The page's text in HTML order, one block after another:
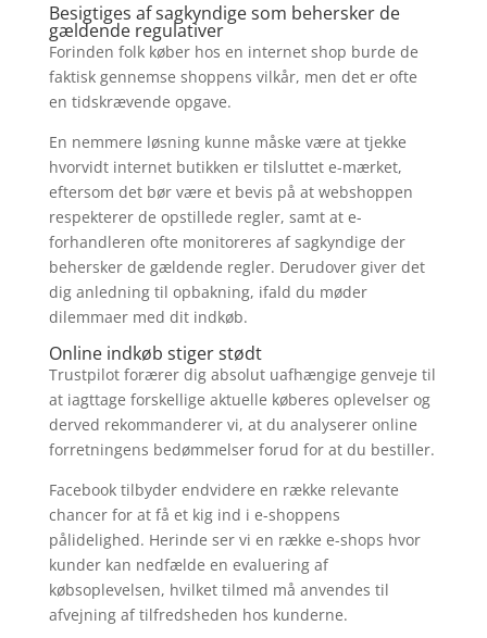
Besigtiges af sagkyndige som behersker de
gældende regulativer
Forinden folk køber hos en internet shop burde de
faktisk gennemse shoppens vilkår, men det er ofte
en tidskrævende opgave.
En nemmere løsning kunne måske være at tjekke
hvorvidt internet butikken er tilsluttet e-mærket,
eftersom det bør være et bevis på at webshoppen
respekterer de opstillede regler, samt at e-
forhandleren ofte monitoreres af sagkyndige der
behersker de gældende regler. Derudover giver det
dig anledning til opbakning, ifald du møder
dilemmaer med dit indkøb.
Online indkøb stiger stødt
Trustpilot forærer dig absolut uafhængige genveje til
at iagttage forskellige aktuelle køberes oplevelser og
derved rekommanderer vi, at du analyserer online
forretningens bedømmelser forud for at du bestiller.
Facebook tilbyder endvidere en række relevante
chancer for at få et kig ind i e-shoppens
pålidelighed. Herinde ser vi en række e-shops hvor
kunder kan nedfælde en evaluering af
købsoplevelsen, hvilket tilmed må anvendes til
afvejning af tilfredsheden hos kunderne.